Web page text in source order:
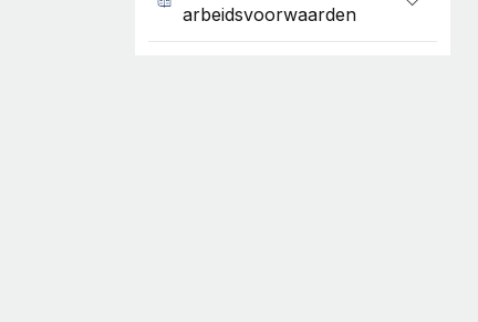
arbeidsvoorwaarden